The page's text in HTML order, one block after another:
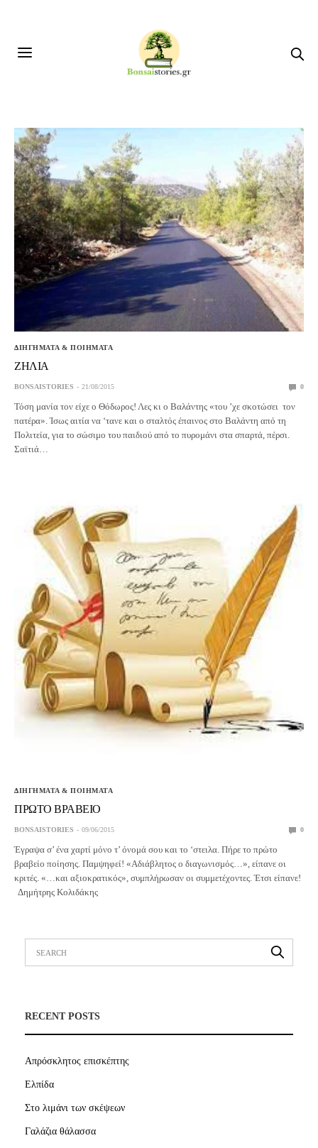
ΔΙΗΓΗΜΑΤΑ & ΠΟΙΗΜΑΤΑ
ΖΗΛΙΑ
BONSAISTORIES 21/08/2015 0
Τόση μανία τον είχε ο Θόδωρος! Λες κι ο Βαλάντης «του ’χε σκοτώσει τον
πατέρα». Ίσως αιτία να ‘τανε και ο σταλτός έπαινος στο Βαλάντη από τη
Πολιτεία, για το σώσιμο του παιδιού από το πυρομάνι στα σπαρτά, πέρσι.
Σαϊτιά…
ΔΙΗΓΗΜΑΤΑ & ΠΟΙΗΜΑΤΑ
ΠΡΩΤΟ ΒΡΑΒΕΙΟ
BONSAISTORIES 09/06/2015 0
Έγραψα σ’ ένα χαρτί μόνο τ’ όνομά σου και το ‘στειλα. Πήρε το πρώτο
βραβείο ποίησης. Παμψηφεί! «Αδιάβλητος ο διαγωνισμός…», είπανε οι
κριτές. «…και αξιοκρατικός», συμπλήρωσαν οι συμμετέχοντες. Έτσι είπανε!
Δημήτρης Κολιδάκης
RECENT POSTS
Απρόσκλητος επισκέπτης
Ελπίδα
Στο λιμάνι των σκέψεων
Γαλάζια θάλασσα